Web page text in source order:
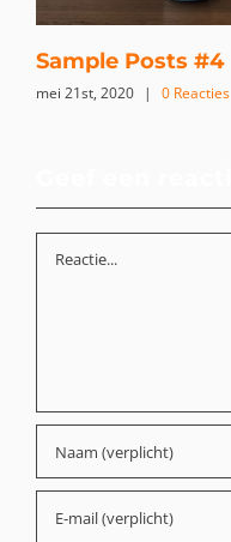
Sample Posts #4
mei 21st, 2020 | 0 Reacties
Reactie